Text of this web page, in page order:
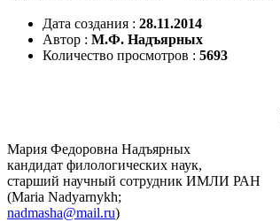
Дата создания : 28.11.2014
Автор : М.Ф. Надъярных
Количество просмотров : 5693
Мария Федоровна Надъярных
кандидат филологических наук,
старший научный сотрудник ИМЛИ РАН
(Maria Nadyarnykh;
nadmasha@mail.ru)